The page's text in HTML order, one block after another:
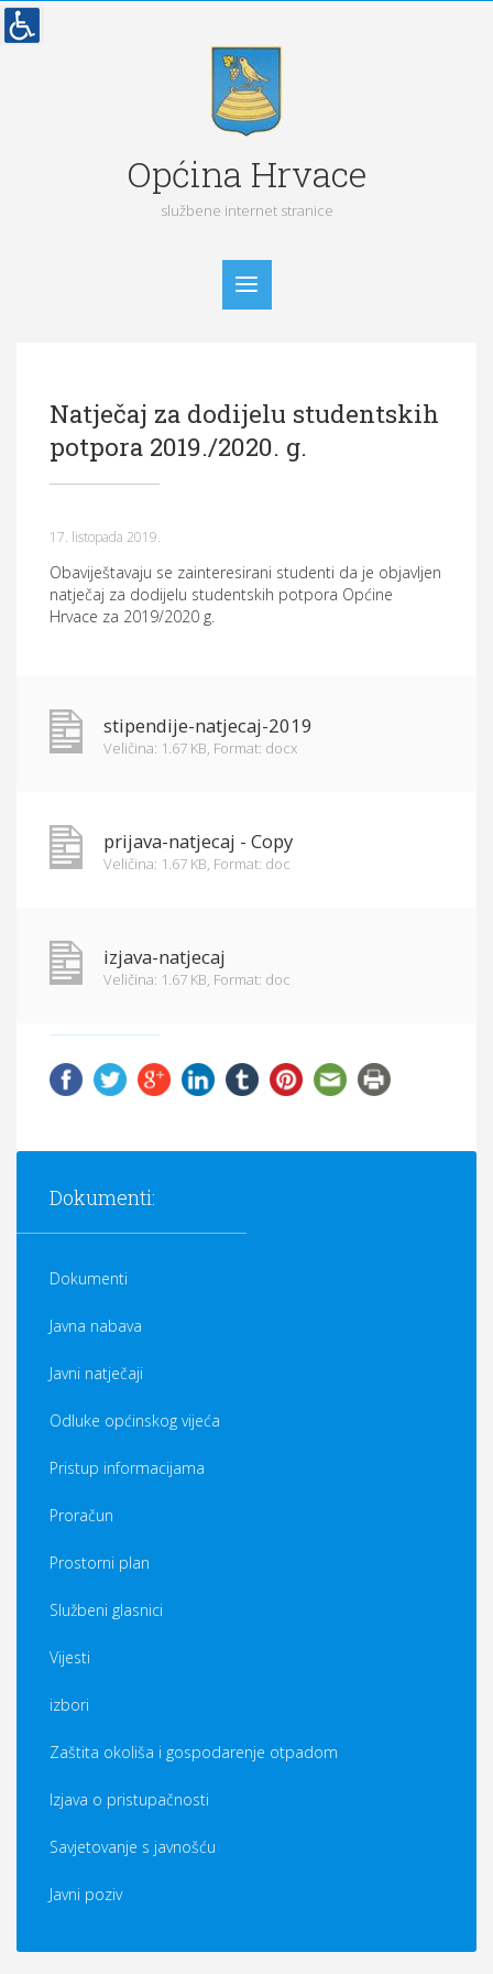
Općina Hrvace
službene internet stranice
Vijesti
Obavijesti
Dokumenti
Natječaj za dodijelu studentskih
potpora 2019./2020. g.
17. listopada 2019.
Obaviještavaju se zainteresirani studenti da je objavljen
natječaj za dodijelu studentskih potpora Općine
Hrvace za 2019/2020 g.
stipendije-natjecaj-2019
Veličina: 1.67 KB, Format: docx
prijava-natjecaj - Copy
Veličina: 1.67 KB, Format: doc
izjava-natjecaj
Veličina: 1.67 KB, Format: doc
Dokumenti:
Dokumenti
Javna nabava
Javni natječaji
Odluke općinskog vijeća
Pristup informacijama
Proračun
Prostorni plan
Službeni glasnici
Vijesti
izbori
Zaštita okoliša i gospodarenje otpadom
Izjava o pristupačnosti
Savjetovanje s javnošću
Javni poziv